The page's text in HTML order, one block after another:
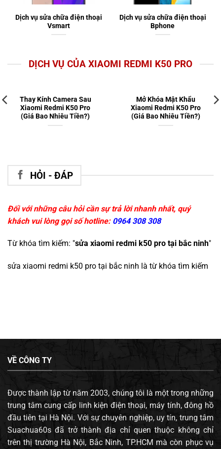
Dịch vụ sửa chữa điện thoại
Vsmart
Dịch vụ sửa chữa điện thoại
Bphone
DỊCH VỤ CỦA XIAOMI REDMI K50 PRO
Thay Kính Camera Sau
Xiaomi Redmi K50 Pro
(Giá Bao Nhiêu Tiền?)
Mở Khóa Mật Khẩu
Xiaomi Redmi K50 Pro
(Giá Bao Nhiêu Tiền?)
HỎI - ĐÁP
Đối với những câu hỏi cần sự trả lời nhanh nhất, quý
khách vui lòng gọi số hotline: 0964 308 308
Từ khóa tìm kiếm: "sửa xiaomi redmi k50 pro tại bắc ninh"
sửa xiaomi redmi k50 pro tại bắc ninh là từ khóa tìm kiếm
VỀ CÔNG TY
Được thành lập từ năm 2003, chúng tôi là một trong những
trung tâm cung cấp linh kiện điện thoại, máy tính, đông hồ
đầu tiên tại Hà Nội. Với sự chuyên nghiệp, uy tín, trung tâm
Suachua60s đã trở thành địa chỉ quen thuộc không chỉ
trên thị trường Hà Nội, Bắc Ninh, TP.HCM mà còn phục vụ